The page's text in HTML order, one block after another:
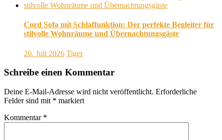
Cord Sofa mit Schlaffunktion: Der perfekte Begleiter für
stilvolle Wohnräume und Übernachtungsgäste
26. Juli 2026 Tiger
Schreibe einen Kommentar
Deine E-Mail-Adresse wird nicht veröffentlicht. Erforderliche
Felder sind mit * markiert
Kommentar *